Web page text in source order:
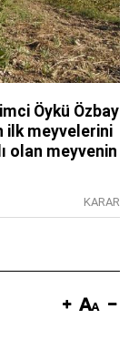
Öykü Özbay
ilk meyvelerini
olan meyvenin
KARAR